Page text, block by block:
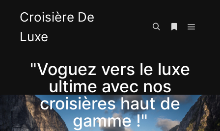
Croisière De
Luxe
"Voguez vers le luxe
ultime avec nos
croisières haut de
gamme !"